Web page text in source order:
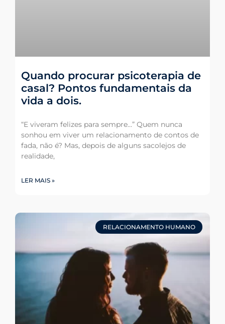
Quando procurar psicoterapia de
casal? Pontos fundamentais da
vida a dois.
“E viveram felizes para sempre…” Quem nunca
sonhou em viver um relacionamento de contos de
fada, não é? Mas, depois de alguns sacolejos de
realidade,
LER MAIS »
RELACIONAMENTO HUMANO